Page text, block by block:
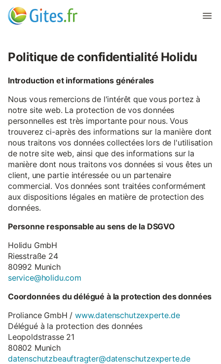
Politique de confidentialité Holidu
Introduction et informations générales
Nous vous remercions de l'intérêt que vous portez à
notre site web. La protection de vos données
personnelles est très importante pour nous. Vous
trouverez ci-après des informations sur la manière dont
nous traitons vos données collectées lors de l'utilisation
de notre site web, ainsi que des informations sur la
manière dont nous traitons vos données si vous êtes un
client, une partie intéressée ou un partenaire
commercial. Vos données sont traitées conformément
aux dispositions légales en matière de protection des
données.
Personne responsable au sens de la DSGVO
Holidu GmbH
Riesstraße 24
80992 Munich
service@holidu.com
Coordonnées du délégué à la protection des données
Proliance GmbH /www.datenschutzexperte.de
Délégué à la protection des données
Leopoldstrasse 21
80802 Munich
datenschutzbeauftragter@datenschutzexperte.de